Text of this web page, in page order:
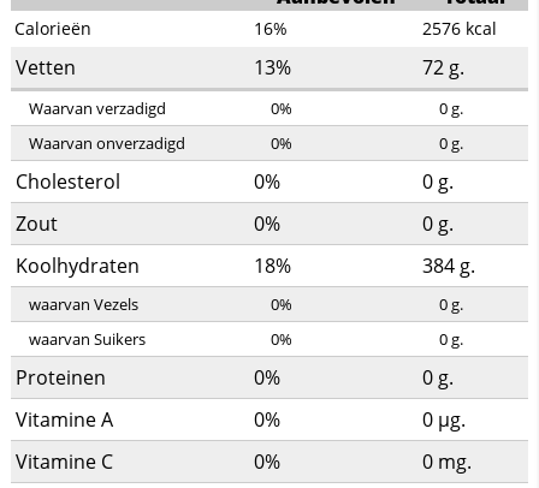
Calorieën 16% 2576 kcal
Vetten 13% 72 g.
Waarvan verzadigd 0% 0g.
Waarvan onverzadigd
0% 0g.
Cholesterol 0% 0 g.
Zout
0% 0 g.
Koolhydraten
18% 384 g.
waarvan Vezels 0% 0g.
waarvan Suikers
0% 0g.
Proteinen 0% 0 g.
Vitamine A
0% 0 µg.
Vitamine C
0% 0 mg.